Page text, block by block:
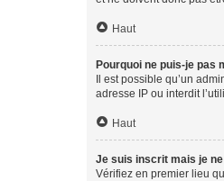
Haut
Pourquoi ne puis-je pas
Il est possible qu’un
adresse IP ou interdit
Haut
Je suis inscrit mais je
Vérifiez en premier lieu